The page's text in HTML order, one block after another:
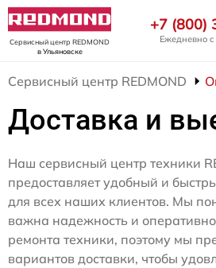
Сервисный центр REDMOND
в Ульяновске
+7 (800)
Ежедневно
Сервисный центр REDMOND
Доставка и
Наш сервисный центр техники
предоставляет удобный и
для всех наших клиентов. Мы
важна надежность и
ремонта техники, поэтому мы
вариантов доставки, чтобы